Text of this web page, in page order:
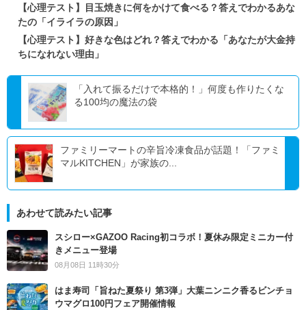
【心理テスト】目玉焼きに何をかけて食べる？答えでわかるあな
たの「イライラの原因」
【心理テスト】好きな色はどれ？答えでわかる「あなたが大金持
ちになれない理由」
「入れて振るだけで本格的！」何度も作りたくな
る100均の魔法の袋
ファミリーマートの辛旨冷凍食品が話題！「ファミ
マルKITCHEN」が家族の...
あわせて読みたい記事
スシロー×GAZOO Racing初コラボ！夏休み限定ミニカー付
きメニュー登場
08月08日 11時30分
はま寿司「旨ねた夏祭り 第3弾」大葉ニンニク香るビンチョ
ウマグロ100円フェア開催情報